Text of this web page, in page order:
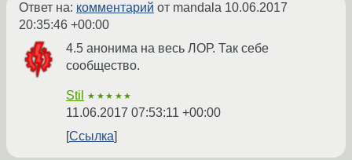
Ответ на: комментарий от mandala 10.06.2017
20:35:46 +00:00
4.5 анонима на весь ЛОР. Так себе
сообщество.
Stil ★★★★★
11.06.2017 07:53:11 +00:00
Ссылка